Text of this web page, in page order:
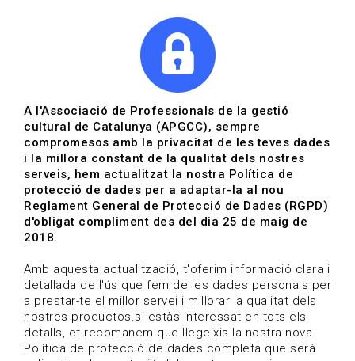
Actualitza't
Vols estar al dia?
HOME / BLOG
Estigues al dia
Convocatòries, activitats i notícies del sector de la
cultura.
A l'Associació de Professionals de la gestió
cultural de Catalunya (APGCC), sempre
compromesos amb la privacitat de les teves dades
i la millora constant de la qualitat dels nostres
serveis, hem actualitzat la nostra Política de
protecció de dades per a adaptar-la al nou
Reglament General de Protecció de Dades (RGPD)
d'obligat compliment des del dia 25 de maig de
2018.
Amb aquesta actualització, t'oferim informació clara i
detallada de l'ús que fem de les dades personals per
a prestar-te el millor servei i millorar la qualitat dels
nostres productos.si estàs interessat en tots els
detalls, et recomanem que llegeixis la nostra nova
Política de protecció de dades completa que serà